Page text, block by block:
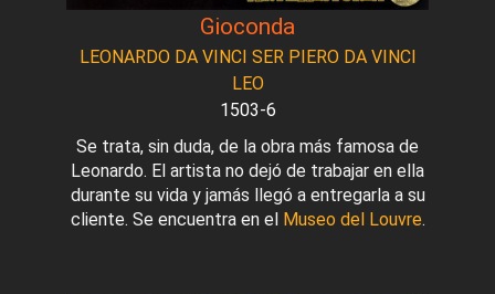
Gioconda
LEONARDO DA VINCI SER PIERO DA VINCI
LEO
1503-6
Se trata, sin duda, de la obra más famosa de
Leonardo. El artista no dejó de trabajar en ella
durante su vida y jamás llegó a entregarla a su
cliente. Se encuentra en el Museo del Louvre.